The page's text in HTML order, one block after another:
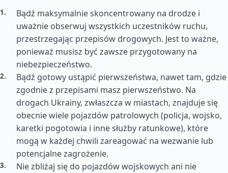
Bądź maksymalnie skoncentrowany na drodze i
uważnie obserwuj wszystkich uczestników ruchu,
przestrzegając przepisów drogowych. Jest to ważne,
ponieważ musisz być zawsze przygotowany na
niebezpieczeństwo.
Bądź gotowy ustąpić pierwszeństwa, nawet tam, gdzie
zgodnie z przepisami masz pierwszeństwo. Na
drogach Ukrainy, zwłaszcza w miastach, znajduje się
obecnie wiele pojazdów patrolowych (policja, wojsko,
karetki pogotowia i inne służby ratunkowe), które
mogą w każdej chwili zareagować na wezwanie lub
potencjalne zagrożenie.
Nie zbliżaj się do pojazdów wojskowych ani nie